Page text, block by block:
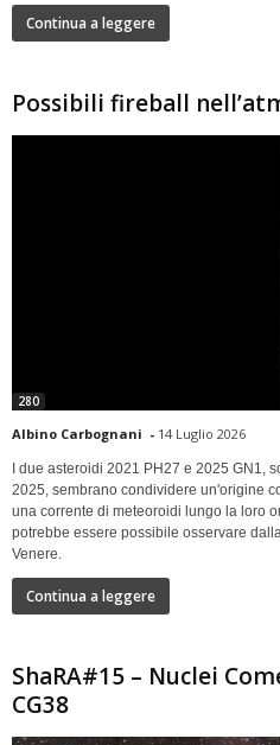
Continua a leggere
Possibili fireball
280
Albino Carbognani - 14 Luglio 2026
I due asteroidi 2021 PH27 e 2025 GN1,
2025, sembrano condividere un'origine
una corrente di meteoroidi lungo la loro
potrebbe essere possibile osservare
Venere.
Continua a leggere
ShaRA#15 – Nuclei
CG38